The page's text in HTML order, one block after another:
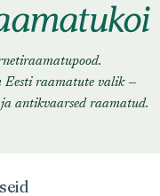
raamatute valik —
antikvaarsed raamatud.